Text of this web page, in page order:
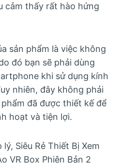
cảm thấy rất hào hứng
sản phẩm là việc không
đó bạn sẽ phải dùng
khi sử dụng kính
nhiên, đây không phải
đã được thiết kế để
hoạt và tiện lợi.
Siêu Rẻ Thiết Bị Xem
VR Box Phiên Bản 2